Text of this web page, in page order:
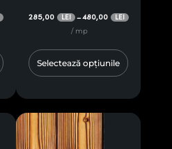
285,00 LEI –480,00 LEI
/ mp
Selectează opțiunile